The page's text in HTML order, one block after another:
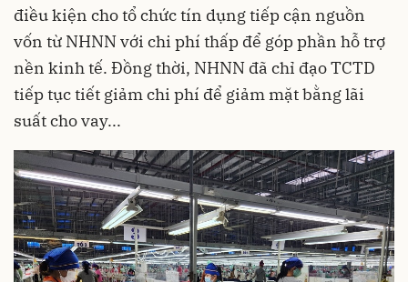
điều kiện cho tổ chức tín dụng tiếp cận nguồn
vốn từ NHNN với chi phí thấp để góp phần hỗ trợ
nền kinh tế. Đồng thời, NHNN đã chỉ đạo TCTD
tiếp tục tiết giảm chi phí để giảm mặt bằng lãi
suất cho vay...